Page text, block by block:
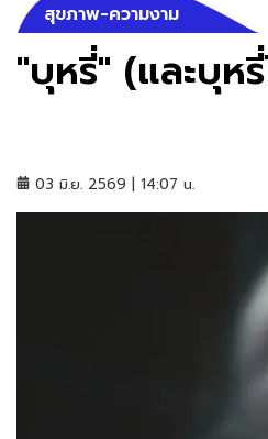
สุขภาพ-ความงาม
"บุหรี่" (และบุห
03 มิ.ย. 2569 | 14:07 น.